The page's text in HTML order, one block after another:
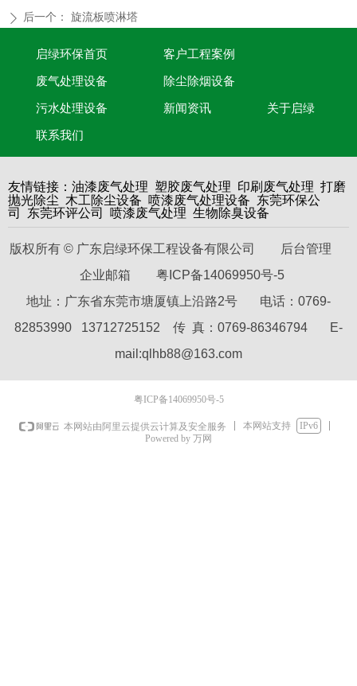
ꄲ 后一个： 旋流板喷淋塔
友情链接： 油漆废气处理 塑胶废气处理 印刷废气处理 打磨
抛光除尘 木工除尘设备 喷漆废气处理设备 东莞环保公
司 东莞环评公司 喷漆废气处理 生物除臭设备
版权所有 © 广东启绿环保工程设备有限公司
后台管理
企业邮箱 粤ICP备14069950号-5
地址：广东省东莞市塘厦镇上沿路2号 电话：0769-
82853990 13712725152 传 真：0769-86346794 E-
mail:qlhb88@163.com
启绿环保首页 客户工程案例
废气处理设备 除尘除烟设备
污水处理设备 新闻资讯 关于启绿
联系我们
粤ICP备14069950号-5
本网站由阿里云提供云计算及安全服务 本网站支持
IPv6
Powered by 万网